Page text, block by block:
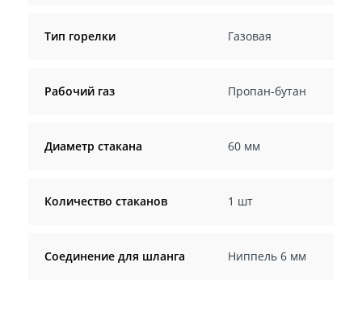
Тип горелки Газовая
Рабочий газ Пропан-бутан
Диаметр стакана 60 мм
Количество стаканов 1 шт
Соединение для шланга Ниппель 6 мм